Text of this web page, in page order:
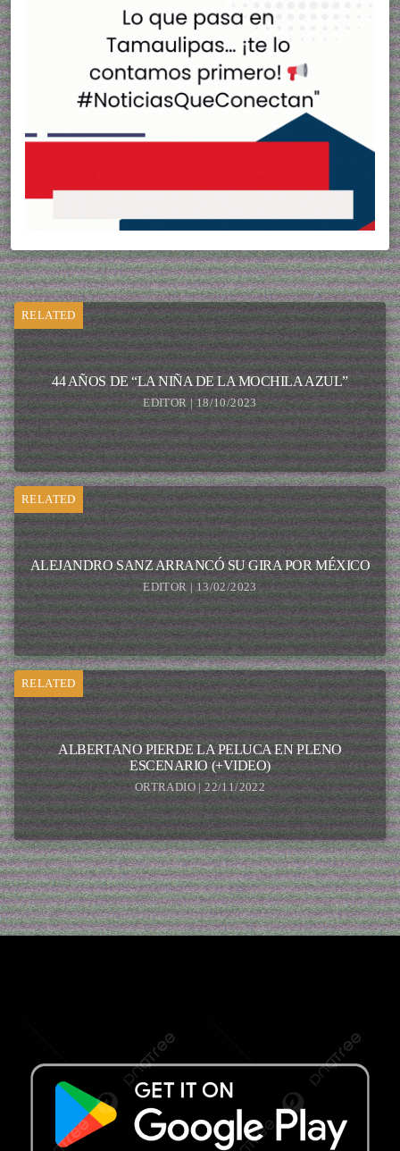
RELATED
44 AÑOS DE “LA NIÑA DE LA MOCHILA AZUL”
EDITOR | 18/10/2023
RELATED
ALEJANDRO SANZ ARRANCÓ SU GIRA POR MÉXICO
EDITOR | 13/02/2023
RELATED
ALBERTANO PIERDE LA PELUCA EN PLENO
ESCENARIO (+VIDEO)
ORTRADIO | 22/11/2022